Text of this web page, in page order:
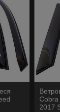
Cobra
2017